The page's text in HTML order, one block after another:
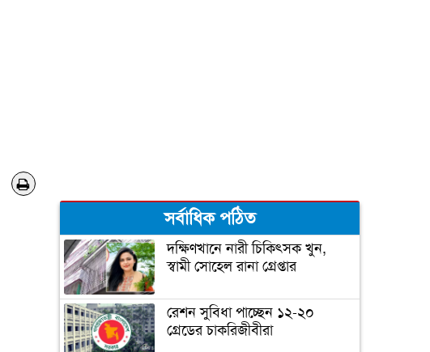
‘আপনি ক্রিকেটার, হিন্দুদের
ধর্মগুরু নন’
মাশরাফির ক্যারিয়ার শেষ!
সর্বাধিক পঠিত
দক্ষিণখানে নারী চিকিৎসক খুন,
স্বামী সোহেল রানা গ্রেপ্তার
রেশন সুবিধা পাচ্ছেন ১২-২০
গ্রেডের চাকরিজীবীরা